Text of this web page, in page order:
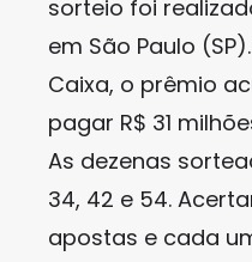
sorteio foi
em São Paulo
Caixa, o prêmio
pagar R$ 31
As dezenas
34, 42 e 54.
apostas e cada